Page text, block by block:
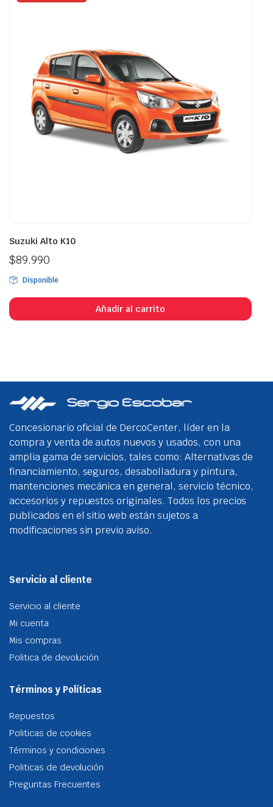
Suzuki Alto K10
$89.990
Disponible
Añadir al carrito
Concesionario oficial de DercoCenter, líder en la
compra y venta de autos nuevos y usados, con una
amplia gama de servicios, tales como: Alternativas de
financiamiento, seguros, desabolladura y pintura,
mantenciones mecánica en general, servicio técnico,
accesorios y repuestos originales. Todos los precios
publicados en el sitio web están sujetos a
modificaciones sin previo aviso.
Servicio al cliente
Servicio al cliente
Mi cuenta
Mis compras
Politica de devolución
Términos y Políticas
Repuestos
Politicas de cookies
Términos y condiciones
Politicas de devolución
Preguntas Frecuentes